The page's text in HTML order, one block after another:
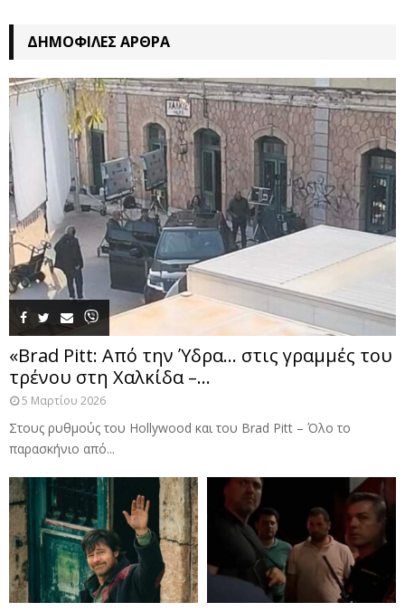
ΔΗΜΟΦΙΛΈΣ ΆΡΘΡΑ
«Brad Pitt: Από την Ύδρα… στις γραμμές του
τρένου στη Χαλκίδα –...
5 Μαρτίου 2026
Στους ρυθμούς του Hollywood και του Brad Pitt – Όλο το
παρασκήνιο από...